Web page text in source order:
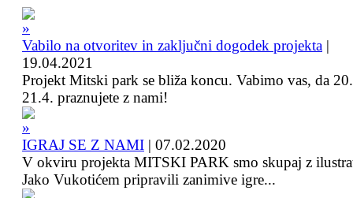
Vabilo na otvoritev in zaključni dogodek projekta |
19.04.2021
Projekt Mitski park se bliža koncu. Vabimo vas, da
21.4. praznujete z nami!
IGRAJ SE Z NAMI | 07.02.2020
V okviru projekta MITSKI PARK smo skupaj z
Jako Vukotićem pripravili zanimive igre...